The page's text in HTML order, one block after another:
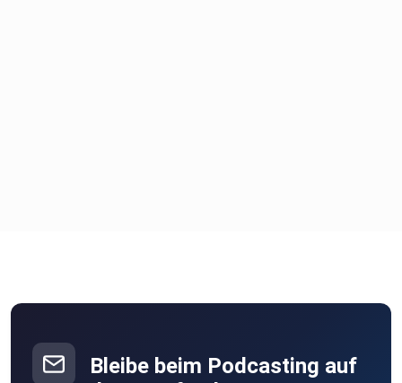
Bleibe beim Podcasting auf